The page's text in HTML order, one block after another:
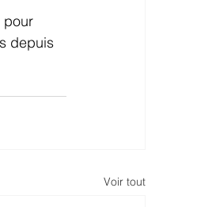
pour
depuis
Voir tout